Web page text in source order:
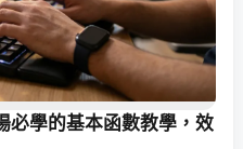
必學的基本函數教學，效